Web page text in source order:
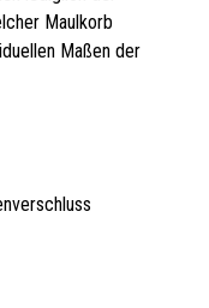
Maulkorb
Maßen der